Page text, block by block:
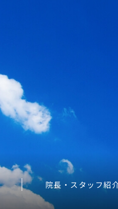
院長・スタッフ紹